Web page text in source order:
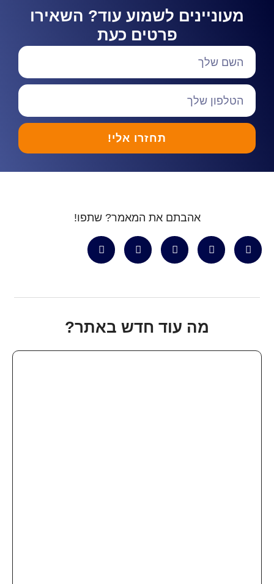
מעוניינים לשמוע עוד? השאירו
פרטים כעת
תחזרו אלי!
אהבתם את המאמר? שתפו!
מה עוד חדש באתר?